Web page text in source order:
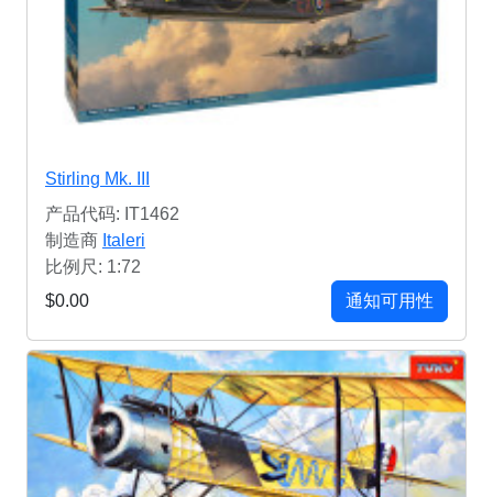
Stirling Mk. III
产品代码: IT1462
制造商 Italeri
比例尺: 1:72
$0.00
通知可用性